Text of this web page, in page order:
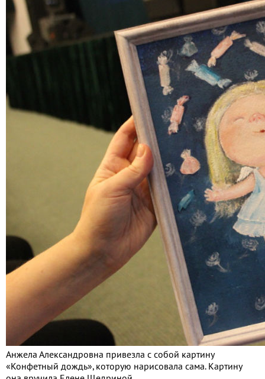
Анжела Александровна привезла с собой картину
«Конфетный дождь», которую нарисовала сама. Картину